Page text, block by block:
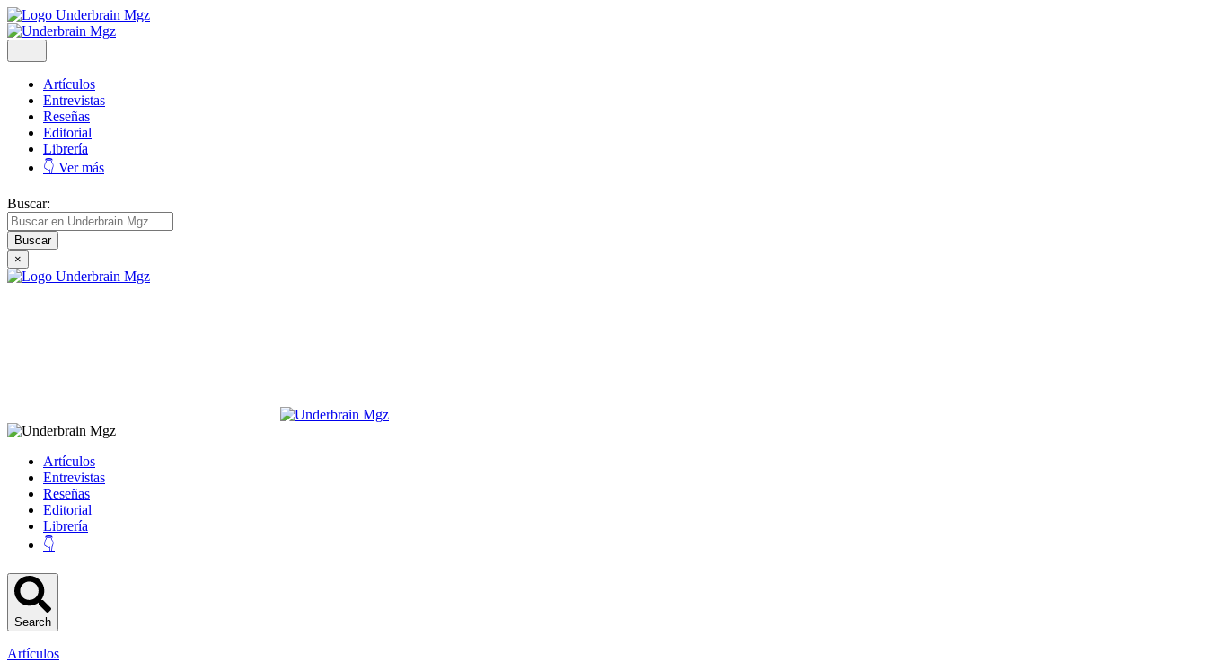
Artículos
Entrevistas
Reseñas
Editorial
Librería
👇 Ver más
Buscar:
×
Artículos
Entrevistas
Reseñas
Editorial
Librería
👇
Search
Artículos